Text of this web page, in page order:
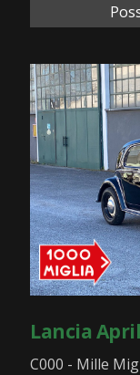
Lancia
C000 - Mille